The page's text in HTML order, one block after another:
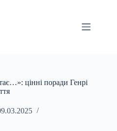
цінні поради Генрі